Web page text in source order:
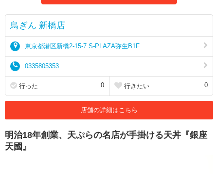
鳥ぎん 新橋店
東京都港区新橋2-15-7 S-PLAZA弥生B1F
0335805353
行った 0 行きたい 0
店舗の詳細はこちら
明治18年創業、天ぷらの名店が手掛ける天丼『銀座
天國』